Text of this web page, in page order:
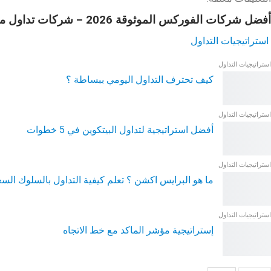
أفضل شركات الفوركس الموثوقة 2026 – شركات تداول موثوقة ومرخصة
استراتيجيات التداول
استراتيجيات التداول
كيف تحترف التداول اليومي ببساطة ؟
استراتيجيات التداول
أفضل استراتيجية لتداول البيتكوين في 5 خطوات
استراتيجيات التداول
ما هو البرايس اكشن ؟ تعلم كيفية التداول بالسلوك
استراتيجيات التداول
إستراتيجية مؤشر الماكد مع خط الاتجاه